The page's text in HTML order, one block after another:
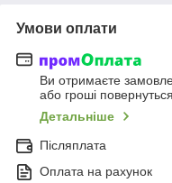
Умови оплати
Ви отримаєте
або гроші
Детальніше
Післяплата
Оплата на рахунок